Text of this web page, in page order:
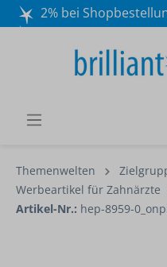
2% bei
Wir beraten Sie
Themenwelten
Werbeartikel für Zahnärzte
Artikel-Nr.: hep-8959-